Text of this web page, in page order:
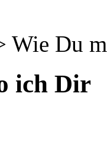
Wie Du
ich Dir